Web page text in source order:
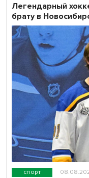
спорт
Легендарный
брату в